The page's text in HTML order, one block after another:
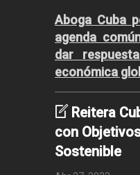
Aboga Cuba
agenda
dar
económica
Reitera
con
Sostenible